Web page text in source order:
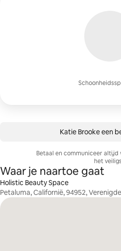
Katie Brooke een
Betaal en communiceer
het
Waar je naartoe gaat
Holistic Beauty Space
Petaluma, Californië, 94952,